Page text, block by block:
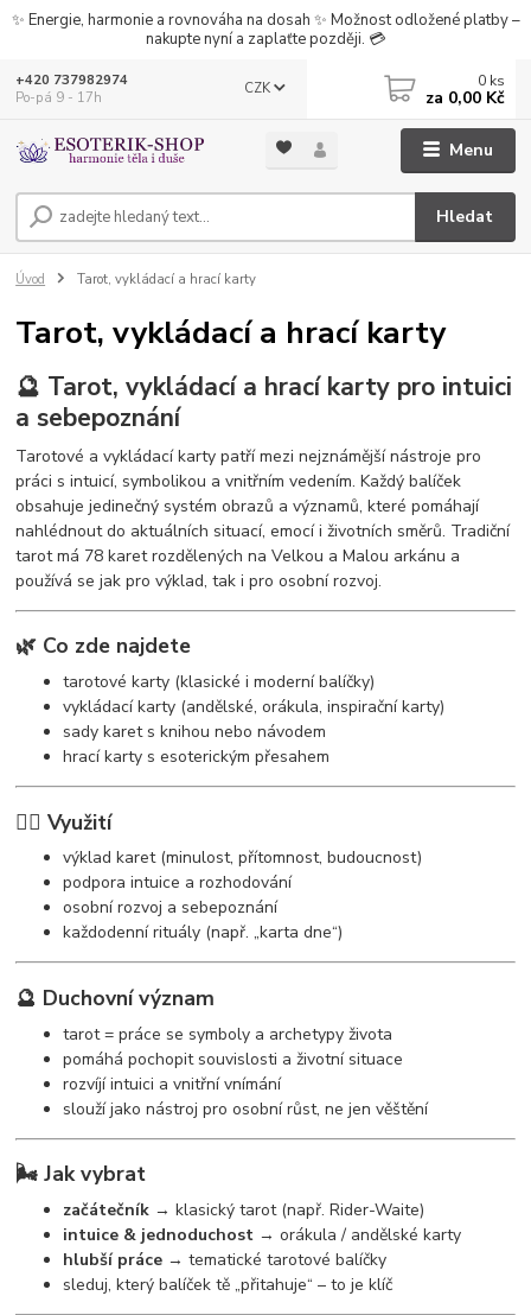
✨ Energie, harmonie a rovnováha na dosah ✨ Možnost odložené platby –
nakupte nyní a zaplaťte později. 💳
Menu
CZK
Hledat
+420 737982974
Po-pá 9 - 17h
0 ks
za 0,00 Kč
Úvod Tarot, vykládací a hrací karty
Tarot, vykládací a hrací karty
🔮 Tarot, vykládací a hrací karty pro intuici
a sebepoznání
Tarotové a vykládací karty patří mezi nejznámější nástroje pro
práci s intuicí, symbolikou a vnitřním vedením. Každý balíček
obsahuje jedinečný systém obrazů a významů, které pomáhají
nahlédnout do aktuálních situací, emocí i životních směrů. Tradiční
tarot má 78 karet rozdělených na Velkou a Malou arkánu a
používá se jak pro výklad, tak i pro osobní rozvoj.
🌿 Co zde najdete
tarotové karty (klasické i moderní balíčky)
vykládací karty (andělské, orákula, inspirační karty)
sady karet s knihou nebo návodem
hrací karty s esoterickým přesahem
🧘‍♀️ Využití
výklad karet (minulost, přítomnost, budoucnost)
podpora intuice a rozhodování
osobní rozvoj a sebepoznání
každodenní rituály (např. „karta dne“)
🔮 Duchovní význam
tarot = práce se symboly a archetypy života
pomáhá pochopit souvislosti a životní situace
rozvíjí intuici a vnitřní vnímání
slouží jako nástroj pro osobní růst, ne jen věštění
🌬️ Jak vybrat
začátečník → klasický tarot (např. Rider-Waite)
intuice & jednoduchost → orákula / andělské karty
hlubší práce → tematické tarotové balíčky
sleduj, který balíček tě „přitahuje“ – to je klíč